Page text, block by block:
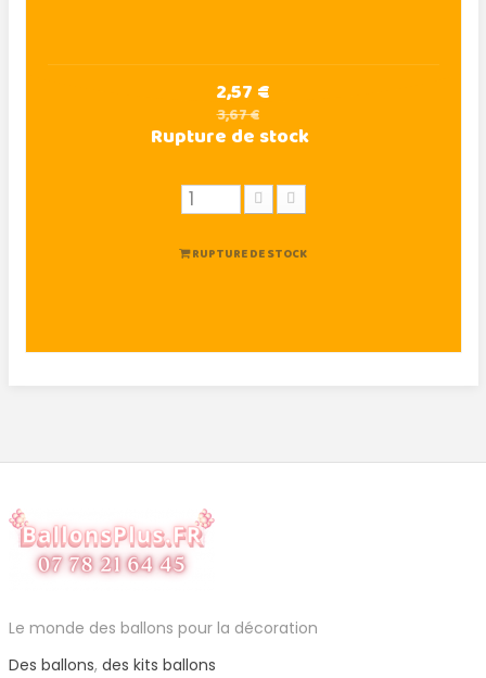
2,57 €
3,67 €
Rupture de stock
RUPTURE DE STOCK
Le monde des ballons pour la décoration
Des ballons, des kits ballons